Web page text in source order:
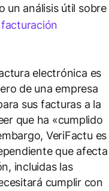
un análisis útil sobre
electrónica es
de una empresa
sus facturas a la
que ha «cumplido
VeriFactu es
que afecta
incluidas las
cumplir con